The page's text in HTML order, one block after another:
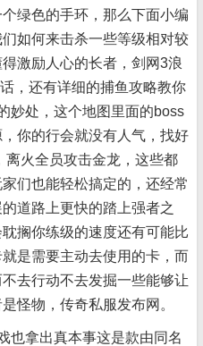
绿色的手环，那么下面小编
如何来击杀一些等级相对较
激励人心的长者，剑网3浪
，还有详细的捕鱼攻略教你
妙处，这个地图里面的boss
你的行会就没有人气，找好
离火全员攻击金龙，这些都
们也能轻松搞定的，还经常
道路上更快的踏上强者之
搁你练级的速度还有可能比
是需要主动去使用的卡，而
去行动不去发掘一些能够让
怪物，传奇私服发布网。
拿出真本事这是款由同名